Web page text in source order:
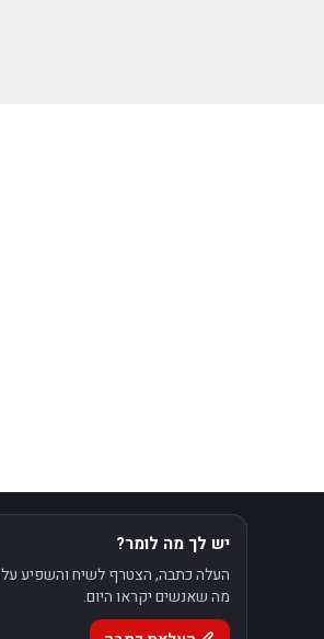
יש לך מה לומר?
העלה כתבה, הצטרף לשיח והשפיע על
מה שאנשים יקראו היום.